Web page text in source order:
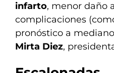
infarto, menor daño
complicaciones
pronóstico a
Mirta Diez,